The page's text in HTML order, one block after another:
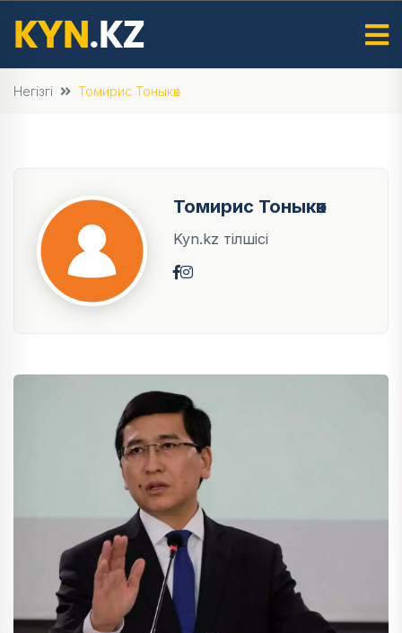
Негізгі Томирис Тоныкөк
Томирис Тоныкөк
Kyn.kz тілшісі